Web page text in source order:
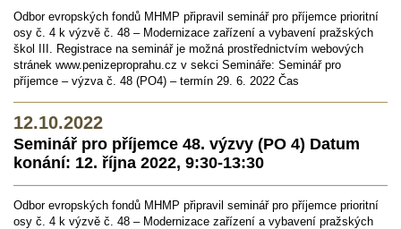
Odbor evropských fondů MHMP připravil seminář pro příjemce prioritní
osy č. 4 k výzvě č. 48 – Modernizace zařízení a vybavení pražských
škol III. Registrace na seminář je možná prostřednictvím webových
stránek www.penizeproprahu.cz v sekci Semináře: Seminář pro
příjemce – výzva č. 48 (PO4) – termín 29. 6. 2022 Čas
12.10.2022
Seminář pro příjemce 48. výzvy (PO 4) Datum
konání: 12. října 2022, 9:30-13:30
Odbor evropských fondů MHMP připravil seminář pro příjemce prioritní
osy č. 4 k výzvě č. 48 – Modernizace zařízení a vybavení pražských